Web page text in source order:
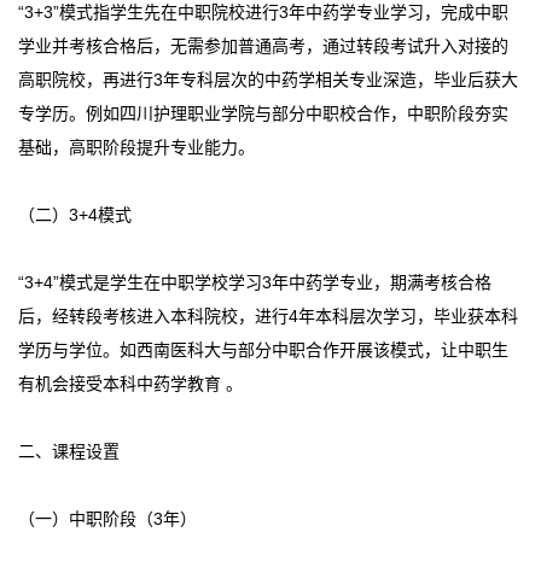
“3+3”模式指学生先在中职院校进行3年中药学专业学习，完成中职
学业并考核合格后，无需参加普通高考，通过转段考试升入对接的
高职院校，再进行3年专科层次的中药学相关专业深造，毕业后获大
专学历。例如四川护理职业学院与部分中职校合作，中职阶段夯实
基础，高职阶段提升专业能力。
（二）3+4模式
“3+4”模式是学生在中职学校学习3年中药学专业，期满考核合格
后，经转段考核进入本科院校，进行4年本科层次学习，毕业获本科
学历与学位。如西南医科大与部分中职合作开展该模式，让中职生
有机会接受本科中药学教育 。
二、课程设置
（一）中职阶段（3年）